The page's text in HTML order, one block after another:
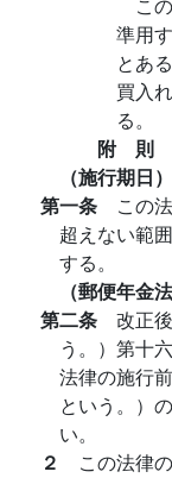
準用
とあ
買入
る。
附 則
（施行期日）
第一条 この
超えない範
する。
（郵便年金
第二条 改正
う。）第十
法律の施行
という。）
い。
２ この法律